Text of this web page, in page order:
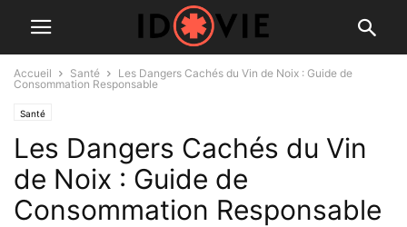
Accueil Santé
Les Dangers Cachés du Vin de Noix : Guide de
Consommation Responsable
Santé
Les Dangers Cachés du Vin
de Noix : Guide de
Consommation Responsable